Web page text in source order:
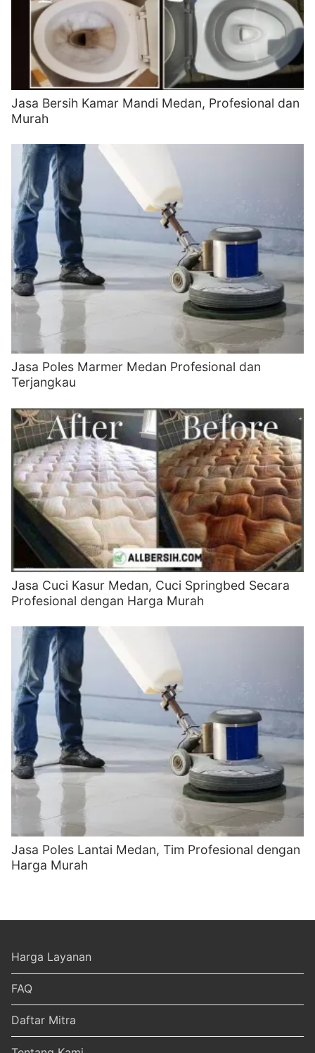
Jasa Bersih Kamar Mandi Medan, Profesional dan
Murah
Jasa Poles Marmer Medan Profesional dan
Terjangkau
Jasa Cuci Kasur Medan, Cuci Springbed Secara
Profesional dengan Harga Murah
Jasa Poles Lantai Medan, Tim Profesional dengan
Harga Murah
Harga Layanan
FAQ
Daftar Mitra